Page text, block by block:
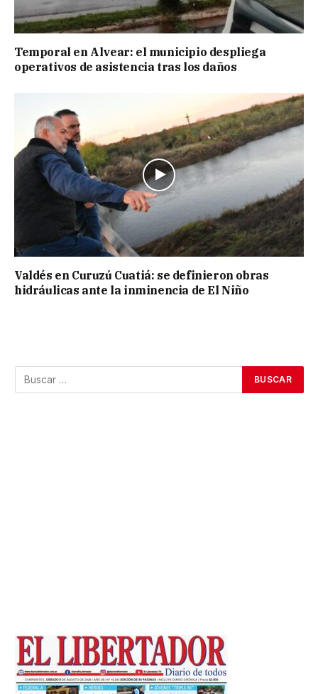
Temporal en Alvear: el municipio despliega
operativos de asistencia tras los daños
Valdés en Curuzú Cuatiá: se definieron obras
hidráulicas ante la inminencia de El Niño